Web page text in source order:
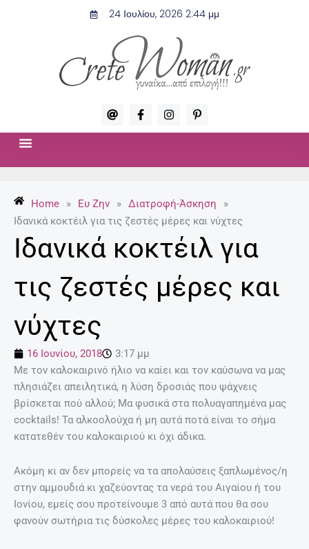
24 Ιουλίου, 2026 2:44 μμ
A
t
F
a
c
f
I
n
s
m
P
i
n
-
p
Home » Ευ Ζην » Διατροφή-Άσκηση
»
Ιδανικά κοκτέιλ για τις ζεστές μέρες και νύχτες
Ιδανικά κοκτέιλ για
τις ζεστές μέρες και
νύχτες
16 Ιουνίου, 2018
3:17 μμ
Με τον καλοκαιρινό ήλιο να καίει και τον καύσωνα να μας
πλησιάζει απειλητικά, η λύση δροσιάς που ψάχνεις
βρίσκεται πού αλλού; Μα φυσικά στα πολυαγαπημένα μας
cocktails! Τα αλκοολούχα ή μη αυτά ποτά είναι το σήμα
κατατεθέν του καλοκαιριού κι όχι άδικα.
Ακόμη κι αν δεν μπορείς να τα απολαύσεις ξαπλωμένος/η
στην αμμουδιά κι χαζεύοντας τα νερά του Αιγαίου ή του
Ιονίου, εμείς σου προτείνουμε 3 από αυτά που θα σου
φανούν σωτήρια τις δύσκολες μέρες του καλοκαιριού!